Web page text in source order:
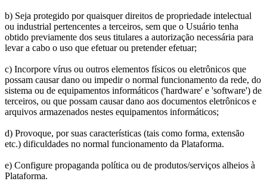
b) Seja protegido por quaisquer direitos de propriedade intelectual
ou industrial pertencentes a terceiros, sem que o Usuário tenha
obtido previamente dos seus titulares a autorização necessária para
levar a cabo o uso que efetuar ou pretender efetuar;
c) Incorpore vírus ou outros elementos físicos ou eletrônicos que
possam causar dano ou impedir o normal funcionamento da rede, do
sistema ou de equipamentos informáticos ('hardware' e 'software') de
terceiros, ou que possam causar dano aos documentos eletrônicos e
arquivos armazenados nestes equipamentos informáticos;
d) Provoque, por suas características (tais como forma, extensão
etc.) dificuldades no normal funcionamento da Plataforma.
e) Configure propaganda política ou de produtos/serviços alheios à
Plataforma.